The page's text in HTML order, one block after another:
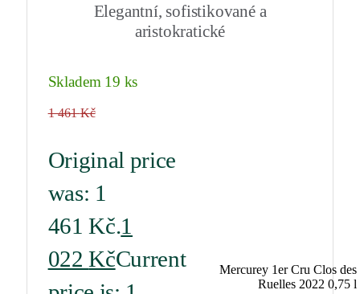
Elegantní, sofistikované a
aristokratické
Skladem 19 ks
1 461Kč
Original price
was: 1
461 Kč.1
022KčCurrent
Mercurey 1er Cru Clos des
Ruelles 2022 0,75 l